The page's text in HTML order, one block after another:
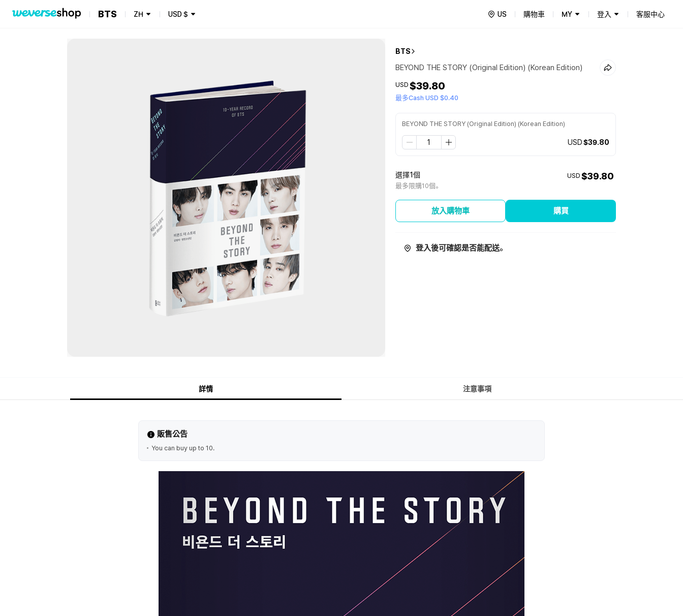
BTS ZH USD$ US 購物車 MY 登入 客服中心
BTS
BEYOND THE STORY (Original Edition) (Korean Edition)
USD $39.80
最多Cash USD $0.40
BEYOND THE STORY (Original Edition) (Korean Edition)
USD$39.80
選擇1個
最多限購10個。
USD $39.80
放入購物車 購買
登入後可確認是否能配送。
詳情 注意事項
販售公告
You can buy up to 10.